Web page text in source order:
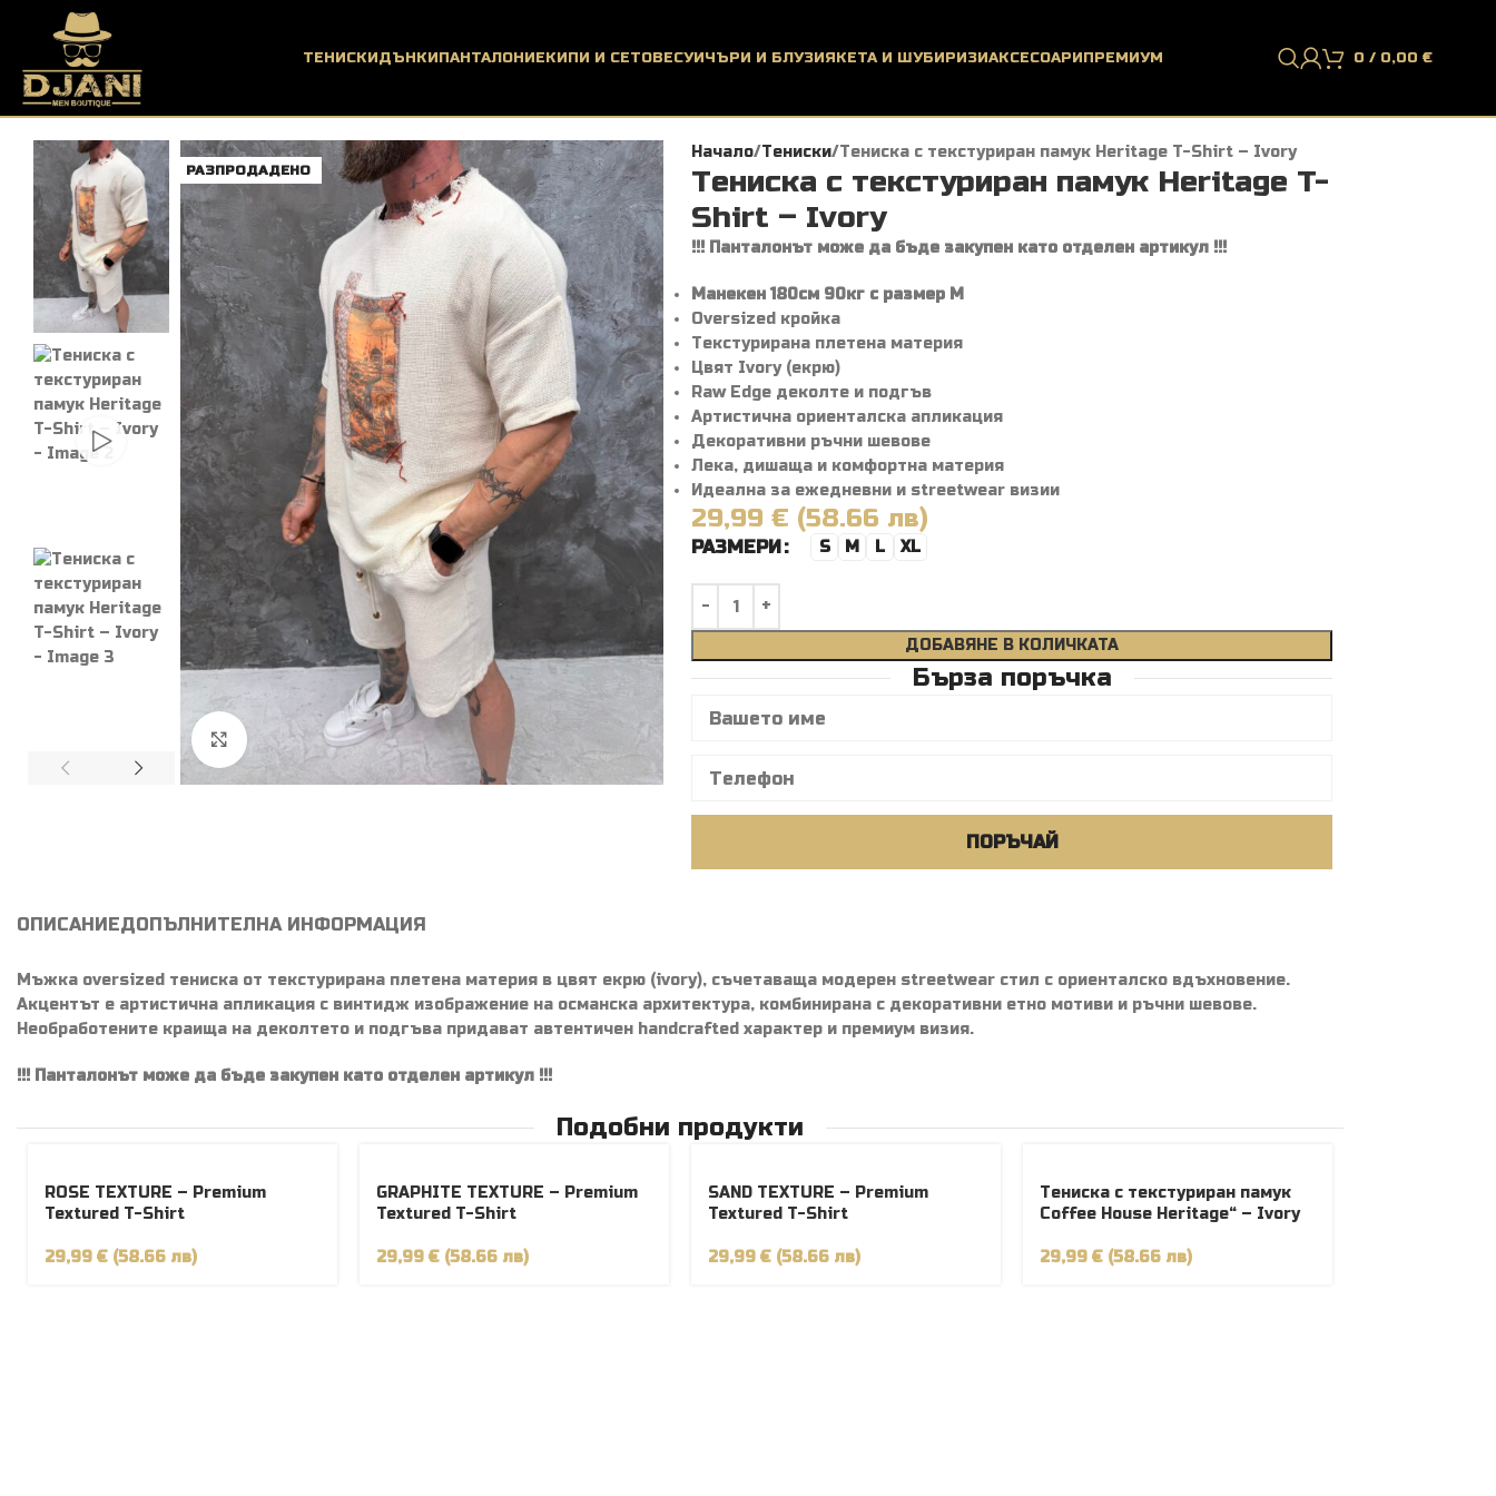
ТЕНИСКИДЪНКИПАНТАЛОНИЕКИПИ И СЕТОВЕСУИЧЪРИ И БЛУЗИЯКЕТА И ШУБИРИЗИАКСЕСОАРИПРЕМИУМ 0 / 0,00 €
РАЗПРОДАДЕНО
Увеличи
Начало Тениски Тениска с текстуриран памук Heritage T-Shirt – Ivory
Тениска с текстуриран памук Heritage T-
Shirt – Ivory
!!! Панталонът може да бъде закупен като отделен артикул !!!
Манекен 180см 90кг с размер M
Oversized кройка
Текстурирана плетена материя
Цвят Ivory (екрю)
Raw Edge деколте и подгъв
Артистична ориенталска апликация
Декоративни ръчни шевове
Лека, дишаща и комфортна материя
Идеална за ежедневни и streetwear визии
29,99 € (58.66 лв)
РАЗМЕРИ S M L XL
ДОБАВЯНЕ В КОЛИЧКАТА
Бърза поръчка
ПОРЪЧАЙ
ОПИСАНИЕДОПЪЛНИТЕЛНА ИНФОРМАЦИЯ
Мъжка oversized тениска от текстурирана плетена материя в цвят екрю (ivory), съчетаваща модерен streetwear стил с ориенталско вдъхновение.
Акцентът е артистична апликация с винтидж изображение на османска архитектура, комбинирана с декоративни етно мотиви и ръчни шевове.
Необработените краища на деколтето и подгъва придават автентичен handcrafted характер и премиум визия.
!!! Панталонът може да бъде закупен като отделен артикул !!!
Подобни продукти
ROSE TEXTURE – Premium
Textured T-Shirt
29,99 € (58.66 лв)
GRAPHITE TEXTURE – Premium
Textured T-Shirt
29,99 € (58.66 лв)
SAND TEXTURE – Premium
Textured T-Shirt
29,99 € (58.66 лв)
Тениска с текстуриран памук
Coffee House Heritage“ – Ivory
29,99 € (58.66 лв)